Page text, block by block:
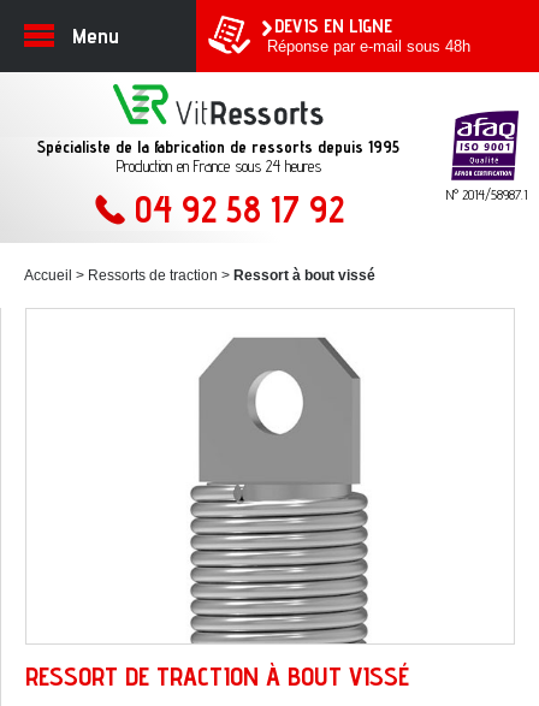
Menu DEVIS EN LIGNE
Réponse par e-mail sous 48h
N° 2014/58987.1
Spécialiste de la fabrication de ressorts depuis 1995
Production en France sous 24 heures
04 92 58 17 92
Accueil Ressorts de traction Ressort à bout vissé
RESSORT DE TRACTION À BOUT VISSÉ